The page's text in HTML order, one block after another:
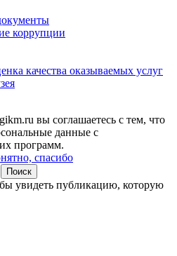
коррупции
качества оказываемых услуг
вы соглашаетесь с тем, что
данные с
программ.
спасибо
Поиск
увидеть публикацию, которую